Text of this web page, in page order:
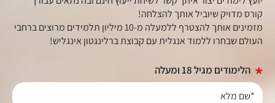
קורס מדויק שיוביל אותך להצלחה!
מזמינים אותך להצטרף ללמעלה מ-10 מיליון תלמידים מרוצים ברחבי
העולם שבחרו ללמוד אנגלית עם קבוצת ברלינגטון אינגליש!
הלימודים מגיל 18 ומעלה
*שם מלא